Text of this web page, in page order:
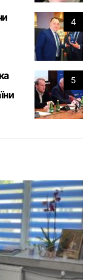
4
5